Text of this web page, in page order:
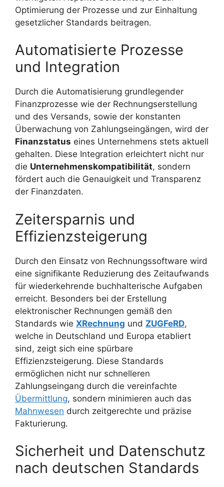
Optimierung der Prozesse und zur Einhaltung
gesetzlicher Standards beitragen.
Automatisierte Prozesse
und Integration
Durch die Automatisierung grundlegender
Finanzprozesse wie der Rechnungserstellung
und des Versands, sowie der konstanten
Überwachung von Zahlungseingängen, wird der
Finanzstatus eines Unternehmens stets aktuell
gehalten. Diese Integration erleichtert nicht nur
die Unternehmenskompatibilität, sondern
fördert auch die Genauigkeit und Transparenz
der Finanzdaten.
Zeitersparnis und
Effizienzsteigerung
Durch den Einsatz von Rechnungssoftware wird
eine signifikante Reduzierung des Zeitaufwands
für wiederkehrende buchhalterische Aufgaben
erreicht. Besonders bei der Erstellung
elektronischer Rechnungen gemäß den
Standards wie XRechnung und ZUGFeRD,
welche in Deutschland und Europa etabliert
sind, zeigt sich eine spürbare
Effizienzsteigerung. Diese Standards
ermöglichen nicht nur schnelleren
Zahlungseingang durch die vereinfachte
Übermittlung, sondern minimieren auch das
Mahnwesen durch zeitgerechte und präzise
Fakturierung.
Sicherheit und Datenschutz
nach deutschen Standards